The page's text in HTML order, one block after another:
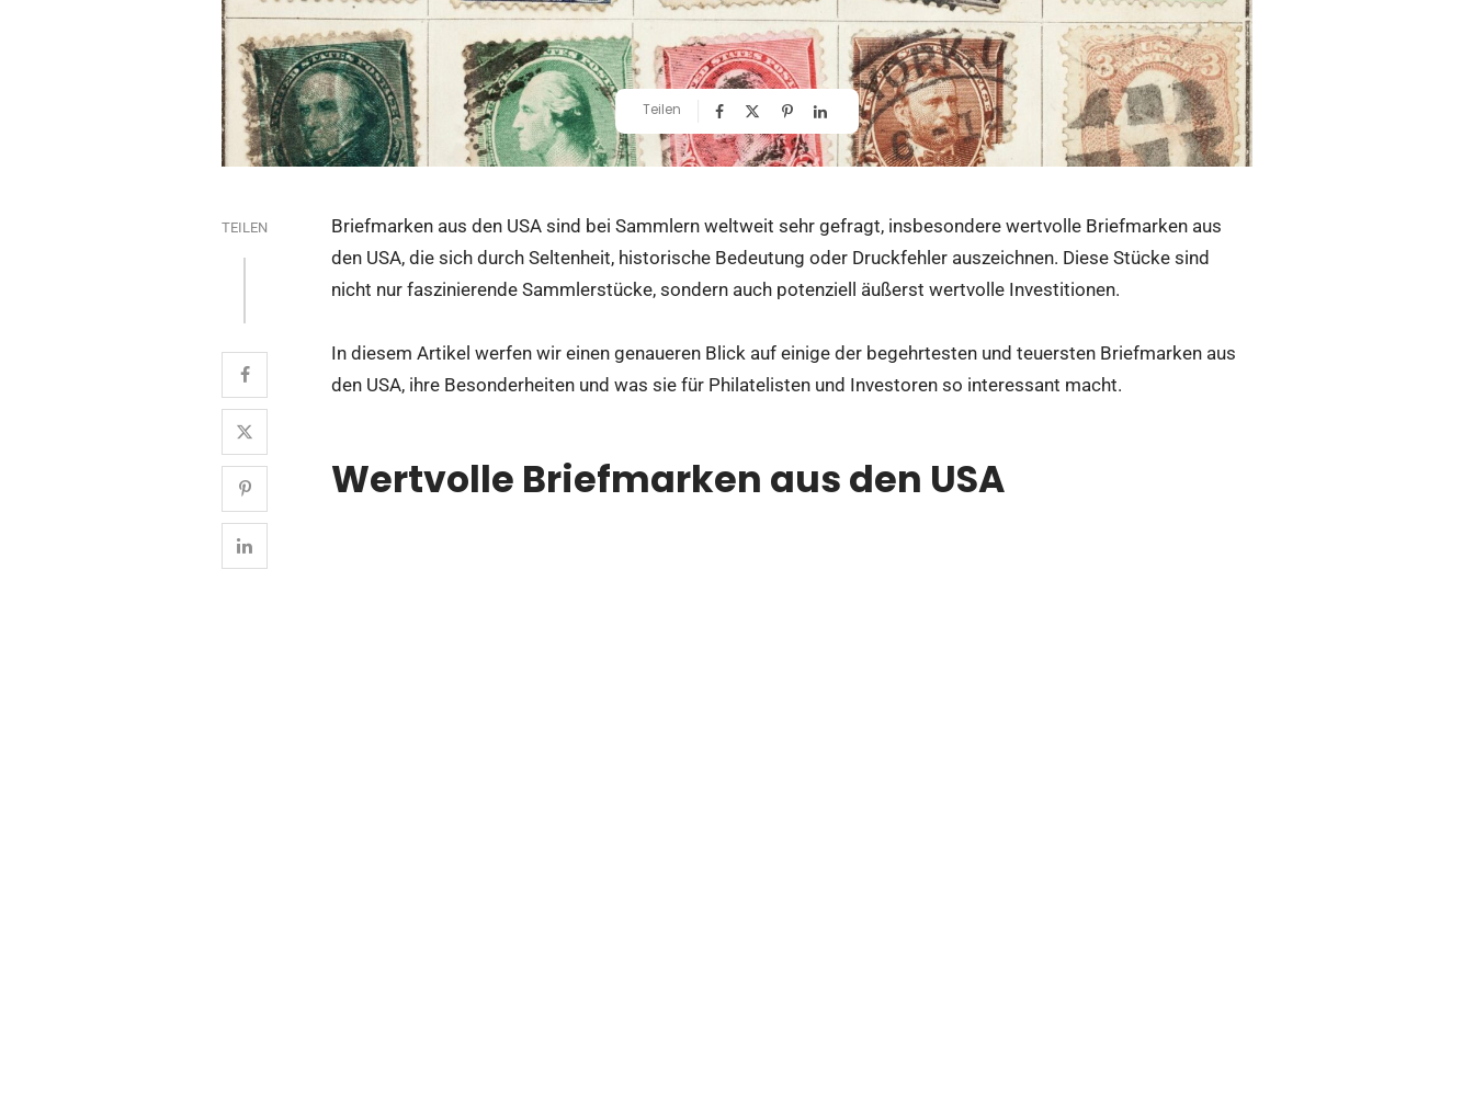
Teilen
TEILEN
Briefmarken aus den USA sind bei Sammlern weltweit sehr gefragt, insbesondere wertvolle Briefmarken aus
den USA, die sich durch Seltenheit, historische Bedeutung oder Druckfehler auszeichnen. Diese Stücke sind
nicht nur faszinierende Sammlerstücke, sondern auch potenziell äußerst wertvolle Investitionen.
In diesem Artikel werfen wir einen genaueren Blick auf einige der begehrtesten und teuersten Briefmarken aus
den USA, ihre Besonderheiten und was sie für Philatelisten und Investoren so interessant macht.
Wertvolle Briefmarken aus den USA